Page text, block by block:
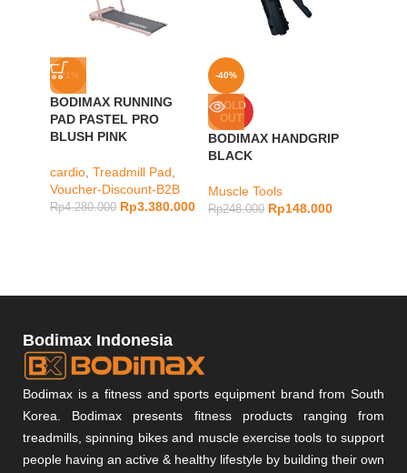
-21%
BODIMAX RUNNING
PAD PASTEL PRO
BLUSH PINK
cardio Treadmill Pad
Voucher-Discount-B2B
Rp4.280.000 Rp3.380.000
-40%
SOLD
OUT
BODIMAX HANDGRIP
BLACK
Muscle Tools
Rp248.000 Rp148.000
Bodimax Indonesia
Bodimax is a fitness and sports equipment brand from South
Korea. Bodimax presents fitness products ranging from
treadmills, spinning bikes and muscle exercise tools to support
people having an active & healthy lifestyle by building their own